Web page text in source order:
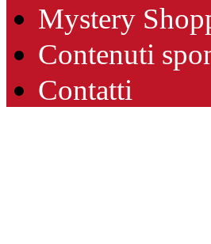
Mystery
Contenuti
Contatti